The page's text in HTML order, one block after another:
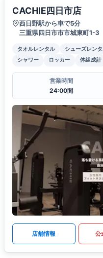
CACHIE四日市店
西日野駅から車で5分
三重県四日市市市城東町1-3
タオルレンタル シューズレン
シャワー
ロッカー 体組成計
営業時間
24:00間
店舗情報 公